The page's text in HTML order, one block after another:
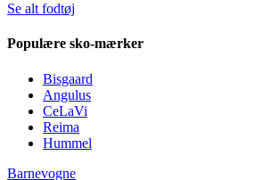
Se alt fodtøj
Populære sko-mærker
Bisgaard
Angulus
CeLaVi
Reima
Hummel
Barnevogne